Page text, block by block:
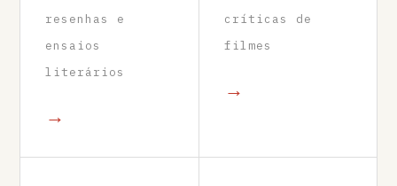
resenhas e
ensaios
literários
→
críticas de
filmes
→